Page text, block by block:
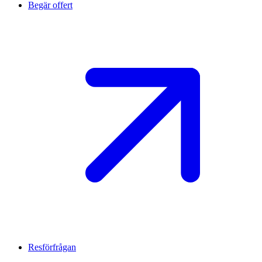
Begär offert
Resförfrågan